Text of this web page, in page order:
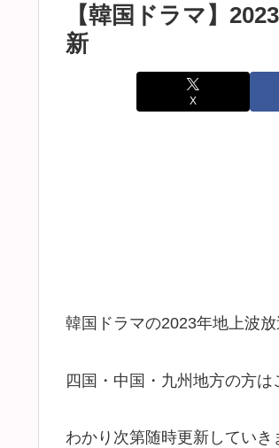
【韓国ドラマ】
新
X
韓国ドラマの2023年地上波
四国・中国・九州地方の方は
わかり次第随時更新していき